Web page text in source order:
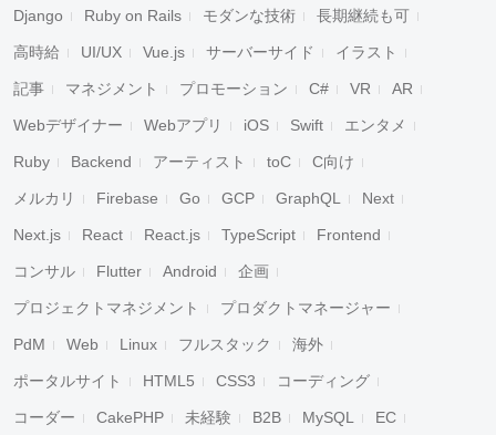
Django Ruby on Rails モダンな技術 長期継続も可
高時給 UI/UX Vue.js サーバーサイド イラスト
記事 マネジメント プロモーション C# VR AR
Webデザイナー Webアプリ iOS Swift エンタメ
Ruby Backend アーティスト toC C向け
メルカリ Firebase Go GCP GraphQL Next
Next.js React React.js TypeScript Frontend
コンサル Flutter Android 企画
プロジェクトマネジメント プロダクトマネージャー
PdM Web Linux フルスタック 海外
ポータルサイト HTML5 CSS3 コーディング
コーダー CakePHP 未経験 B2B MySQL EC